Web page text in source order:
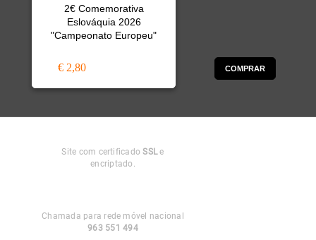
2€ Comemorativa
Eslováquia 2026
"Campeonato Europeu"
€ 2,80 COMPRAR
Site com certificadoSSLe
encriptado.
Chamada para rede móvel nacional
963 551 494